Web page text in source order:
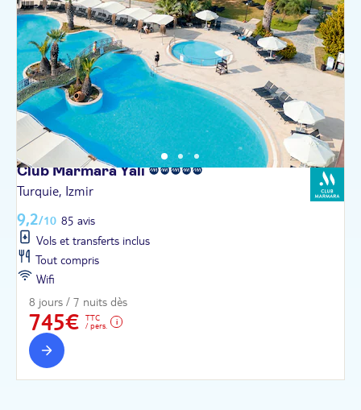
Club MarmaraYali
Turquie, Izmir
9,2/10 85 avis
Vols et transferts inclus
Tout compris
Wifi
8 jours / 7 nuits dès
745€
TTC
/ pers.